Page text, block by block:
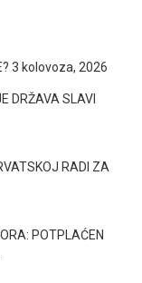
3 kolovoza, 2026
DRŽAVA SLAVI
RADI ZA
POTPLAĆEN